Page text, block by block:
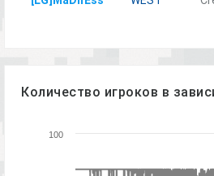
Количество игроков в
100